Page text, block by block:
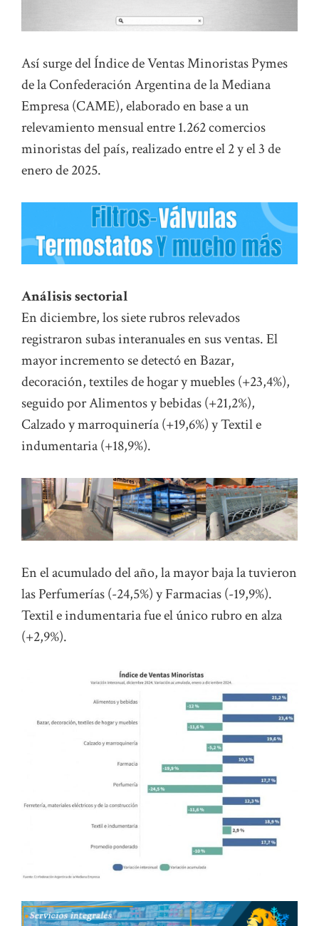
Así surge del Índice de Ventas Minoristas Pymes
de la Confederación Argentina de la Mediana
Empresa (CAME), elaborado en base a un
relevamiento mensual entre 1.262 comercios
minoristas del país, realizado entre el 2 y el 3 de
enero de 2025.
Análisis sectorial
En diciembre, los siete rubros relevados
registraron subas interanuales en sus ventas. El
mayor incremento se detectó en Bazar,
decoración, textiles de hogar y muebles (+23,4%),
seguido por Alimentos y bebidas (+21,2%),
Calzado y marroquinería (+19,6%) y Textil e
indumentaria (+18,9%).
En el acumulado del año, la mayor baja la tuvieron
las Perfumerías (-24,5%) y Farmacias (-19,9%).
Textil e indumentaria fue el único rubro en alza
(+2,9%).